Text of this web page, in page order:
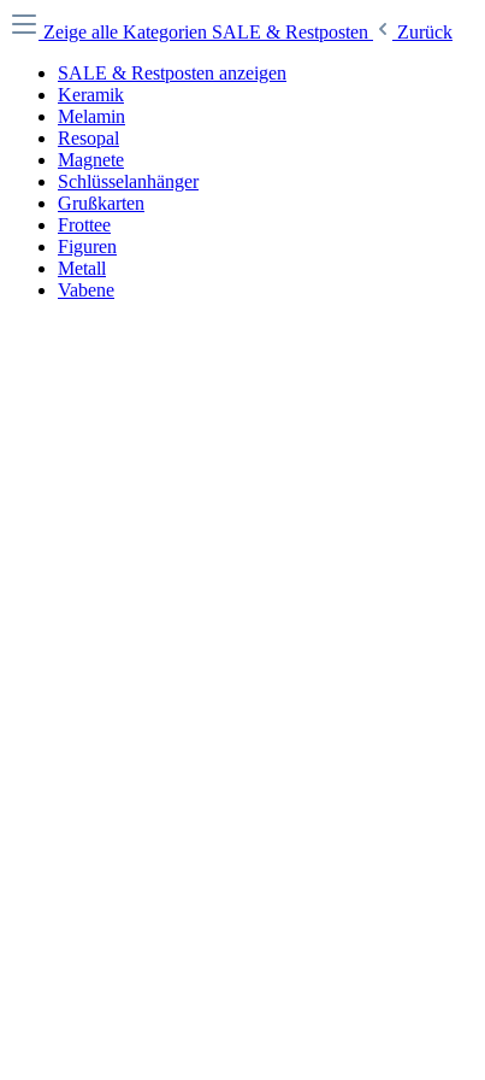
Zeige alle Kategorien SALE & Restposten
Zurück
SALE & Restposten anzeigen
Keramik
Melamin
Resopal
Magnete
Schlüsselanhänger
Grußkarten
Frottee
Figuren
Metall
Vabene